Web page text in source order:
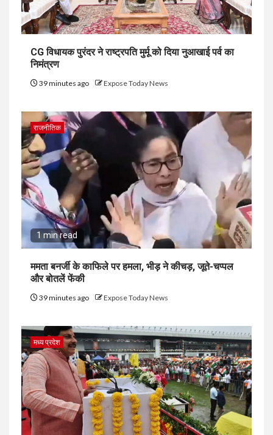
CG विधायक पुरंदर ने राष्ट्रपति मुर्मू को दिया नुआखाई पर्व का
निमंत्रण
39 minutes ago Expose Today News
राजनीतिक
1 min read
ममता बनर्जी के काफिले पर हमला, भीड़ ने कीचड़, जूते-चप्पल
और बोतलें फेंकी
39 minutes ago Expose Today News
मध्य प्रदेश